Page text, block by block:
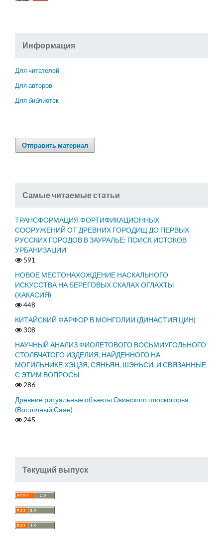
Информация
Для читателей
Для авторов
Для библиотек
Отправить материал
Самые читаемые статьи
ТРАНСФОРМАЦИЯ ФОРТИФИКАЦИОННЫХ
СООРУЖЕНИЙ ОТ ДРЕВНИХ ГОРОДИЩ ДО ПЕРВЫХ
РУССКИХ ГОРОДОВ В ЗАУРАЛЬЕ: ПОИСК ИСТОКОВ
УРБАНИЗАЦИИ
591
НОВОЕ МЕСТОНАХОЖДЕНИЕ НАСКАЛЬНОГО
ИСКУССТВА НА БЕРЕГОВЫХ СКАЛАХ ОГЛАХТЫ
(ХАКАСИЯ)
448
КИТАЙСКИЙ ФАРФОР В МОНГОЛИИ (ДИНАСТИЯ ЦИН)
308
НАУЧНЫЙ АНАЛИЗ ФИОЛЕТОВОГО ВОСЬМИУГОЛЬНОГО
СТОЛБЧАТОГО ИЗДЕЛИЯ, НАЙДЕННОГО НА
МОГИЛЬНИКЕ ХЭЦЗЯ, СЯНЬЯН, ШЭНЬСИ, И СВЯЗАННЫЕ
С ЭТИМ ВОПРОСЫ
286
Древние ритуальные объекты Окинского плоскогорья
(Восточный Саян)
245
Текущий выпуск